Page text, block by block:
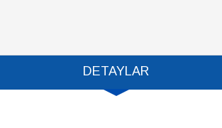
DETAYLAR